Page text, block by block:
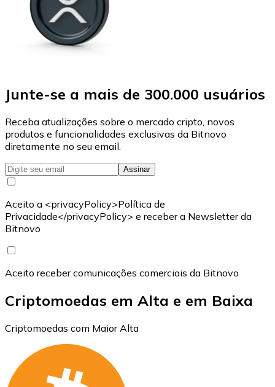
Junte-se a mais de 300.000 usuários
Receba atualizações sobre o mercado cripto, novos
produtos e funcionalidades exclusivas da Bitnovo
diretamente no seu email.
Assinar
Aceito a <privacyPolicy>Política de
Privacidade</privacyPolicy> e receber a Newsletter da
Bitnovo
Aceito receber comunicações comerciais da Bitnovo
Criptomoedas em Alta e em Baixa
Criptomoedas com Maior Alta